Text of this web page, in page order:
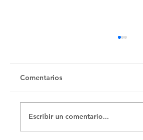
Comentarios
Escribir un comentario...